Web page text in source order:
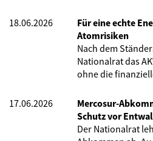
18.06.2026
Für eine echte
Atomrisiken
Nach dem
Nationalrat das
ohne die
17.06.2026
Mercosur-
Schutz vor
Der Nationalrat